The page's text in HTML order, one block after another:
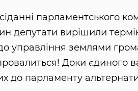
парламентського
депутати вирішили
управління землями
Доки єдиного
до парламенту